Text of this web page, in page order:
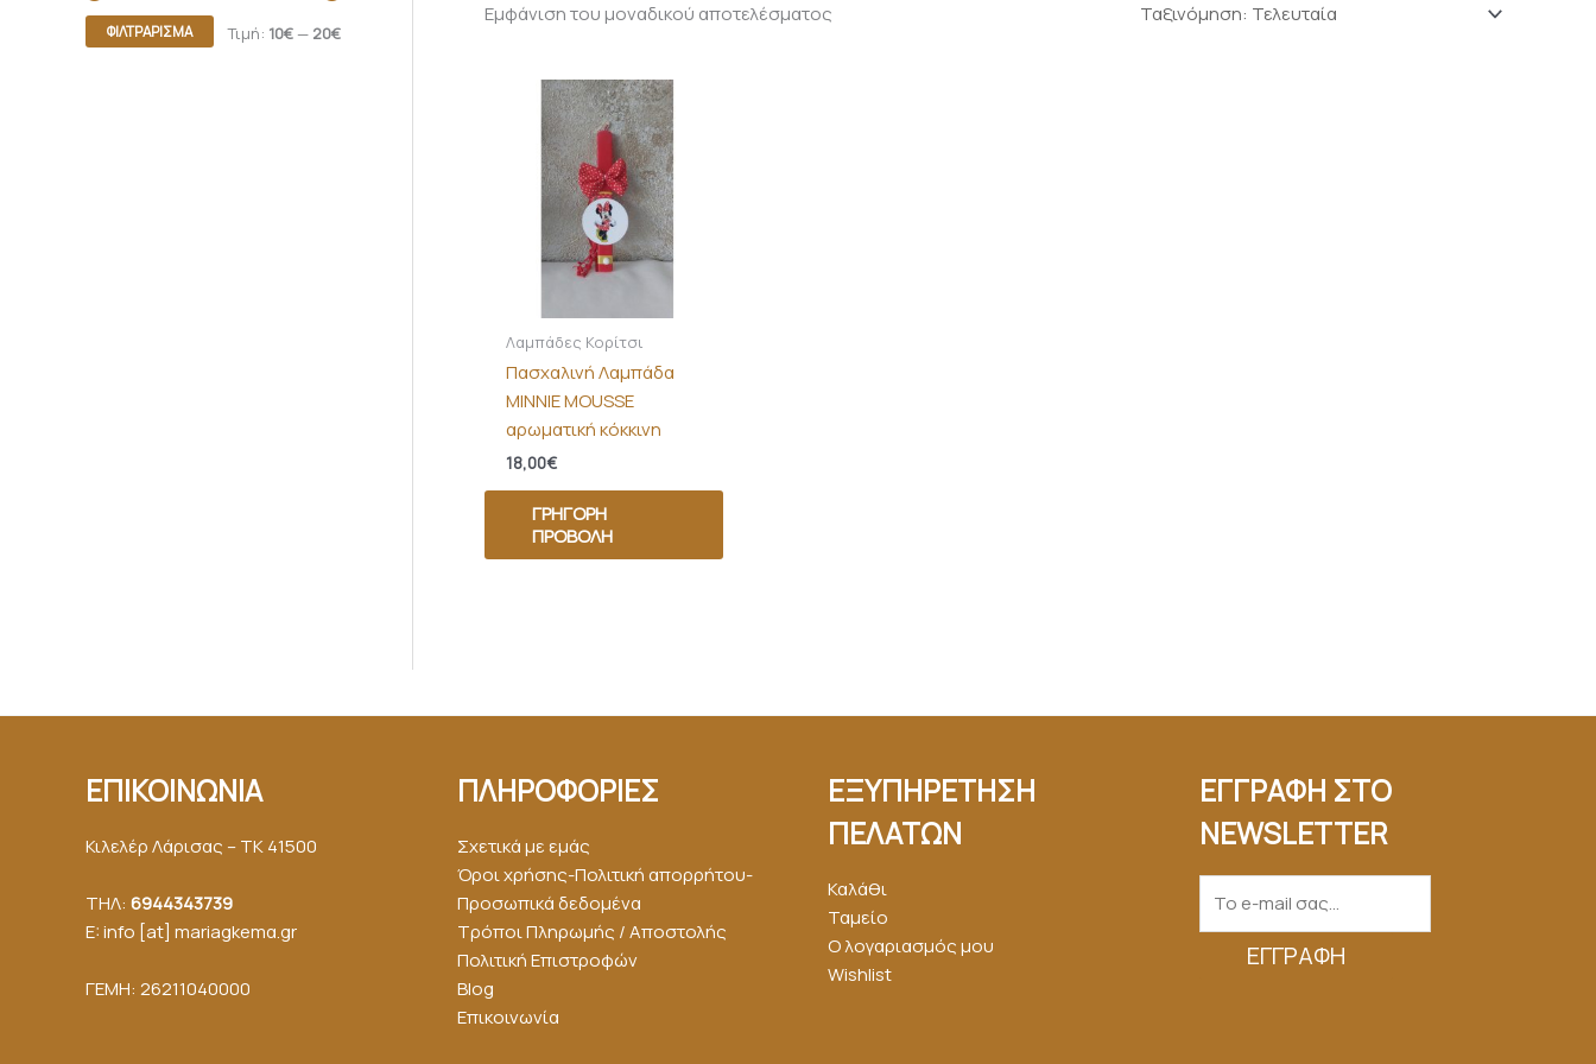
ΦΙΛΤΡΆΡΙΣΜΑ Τιμή: 10€— 20€
Εμφάνιση του μοναδικού αποτελέσματος
Λαμπάδες Κορίτσι
Πασχαλινή Λαμπάδα
MINNIE MOUSSE
αρωματική κόκκινη
18,00€
ΓΡΉΓΟΡΗ
ΠΡΟΒΟΛΉ
ΕΠΙΚΟΙΝΩΝΙΑ
Κιλελέρ Λάρισας – ΤΚ 41500
ΤΗΛ: 6944343739
E: info [at] mariagkemα.gr
ΓΕΜΗ: 26211040000
ΠΛΗΡΟΦΟΡΙΕΣ
Σχετικά με εμάς
Όροι χρήσης-Πολιτική απορρήτου-
Προσωπικά δεδομένα
Τρόποι Πληρωμής / Αποστολής
Πολιτική Επιστροφών
Blog
Επικοινωνία
ΕΞΥΠΗΡΕΤΗΣΗ
ΠΕΛΑΤΩΝ
Καλάθι
Ταμείο
Ο λογαριασμός μου
Wishlist
ΕΓΓΡΑΦΗ ΣΤΟ
NEWSLETTER
ΕΓΓΡΑΦΉ